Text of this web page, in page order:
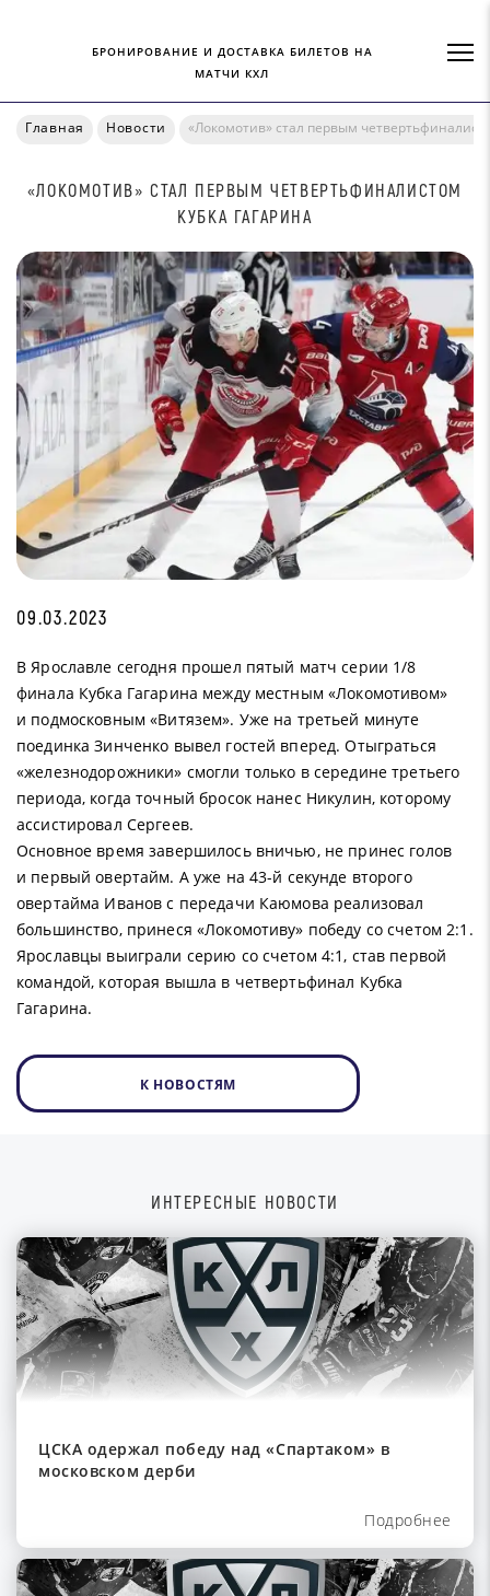
БРОНИРОВАНИЕ И ДОСТАВКА БИЛЕТОВ НА
МАТЧИ КХЛ
Главная Новости «Локомотив» стал первым
«ЛОКОМОТИВ» СТАЛ ПЕРВЫМ ЧЕТВЕРТЬФИНАЛИСТОМ
КУБКА ГАГАРИНА
09.03.2023
В Ярославле сегодня прошел пятый матч серии 1/8
финала Кубка Гагарина между местным «Локомотивом»
и подмосковным «Витязем». Уже на третьей минуте
поединка Зинченко вывел гостей вперед. Отыграться
«железнодорожники» смогли только в середине третьего
периода, когда точный бросок нанес Никулин, которому
ассистировал Сергеев.
Основное время завершилось вничью, не принес голов
и первый овертайм. А уже на 43-й секунде второго
овертайма Иванов с передачи Каюмова реализовал
большинство, принеся «Локомотиву» победу со счетом 2:1.
Ярославцы выиграли серию со счетом 4:1, став первой
командой, которая вышла в четвертьфинал Кубка
Гагарина.
К НОВОСТЯМ
ИНТЕРЕСНЫЕ НОВОСТИ
ЦСКА одержал победу над «Спартаком» в
московском дерби
Подробнее